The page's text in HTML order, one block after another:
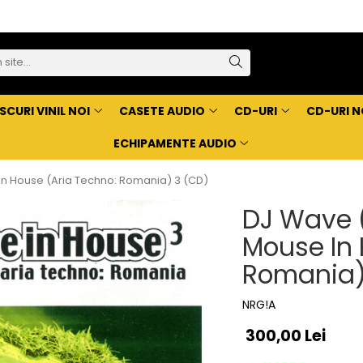
VINIL NOI CASETE AUDIO CD-URI
CD-URI
ECHIPAMENTE AUDIO
House (Aria Techno: Romania) 3 (CD)
DJ
Mouse
NRG!A
300,00 Lei